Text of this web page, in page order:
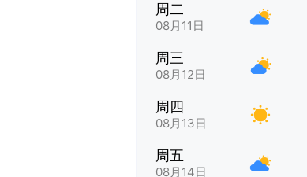
周二
08月11日
周三
08月12日
周四
08月13日
周五
08月14日